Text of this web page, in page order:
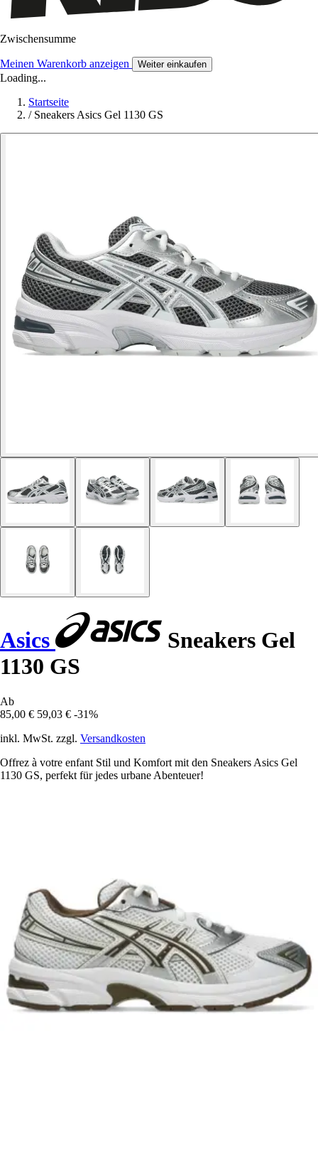
Zwischensumme
Meinen Warenkorb anzeigen Weiter einkaufen
Loading...
Startseite
/ Sneakers Asics Gel 1130 GS
Asics
Sneakers Gel
1130 GS
Ab
85,00 € 59,03 € -31%
inkl. MwSt. zzgl. Versandkosten
Offrez à votre enfant Stil und Komfort mit den Sneakers Asics Gel
1130 GS, perfekt für jedes urbane Abenteuer!